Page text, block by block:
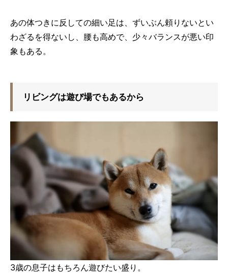
あの体つきに反しての細い足は、ずいぶん頼りないとい
わざるを得ないし、腰も高めで、少々バランスが悪い印
象もある。
リビングは遊び場でもあるから
3歳の息子はもちろん遊びたい盛り。